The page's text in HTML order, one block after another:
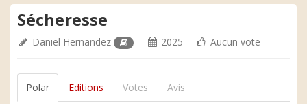
Sécheresse
Daniel Hernandez 2025 Aucun vote
Polar Editions Votes Avis